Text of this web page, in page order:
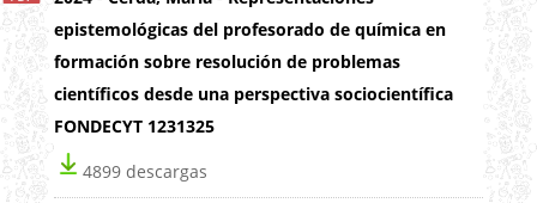
epistemológicas del profesorado de química en
formación sobre resolución de problemas
científicos desde una perspectiva sociocientífica
FONDECYT 1231325
4899 descargas